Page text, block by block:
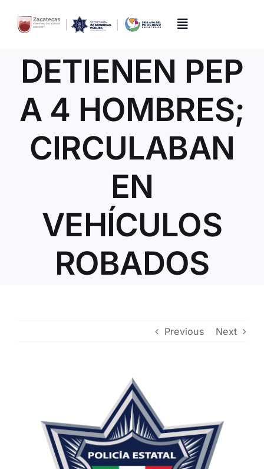
content
Toggle
Directorio
Quiénes Somos
Transparencia
DETIENEN PEP
A 4 HOMBRES;
CIRCULABAN
EN
VEHÍCULOS
ROBADOS
Previous Next